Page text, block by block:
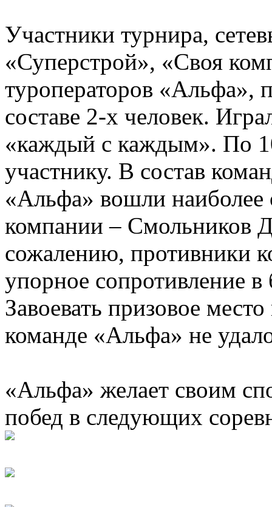
Участники турнира,
«Суперстрой», «Своя
туроператоров «Альфа»,
составе 2-х человек.
«каждый с каждым». По
участнику. В состав
«Альфа» вошли
компании – Смольников
сожалению, противники
упорное сопротивление
Завоевать призовое
команде «Альфа» не
«Альфа» желает своим
побед в следующих